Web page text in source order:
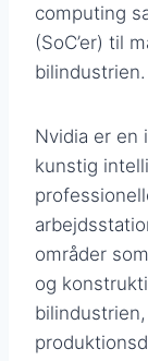
computing
(SoC’er) til
bilindustrien.
Nvidia er en
kunstig
områder
og